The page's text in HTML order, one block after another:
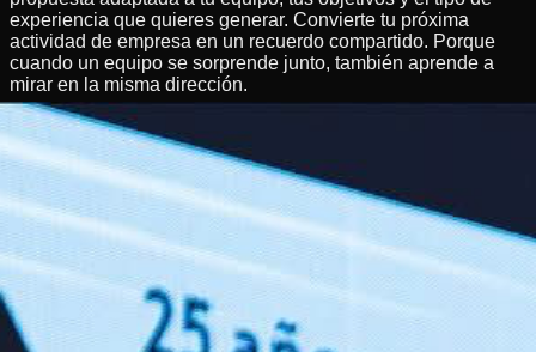
experiencia que quieres generar. Convierte tu próxima
actividad de empresa en un recuerdo compartido. Porque
cuando un equipo se sorprende junto, también aprende a
mirar en la misma dirección.
EtiquetasDinámicas de equipo
empresa
Cohesión de equipo
Autor